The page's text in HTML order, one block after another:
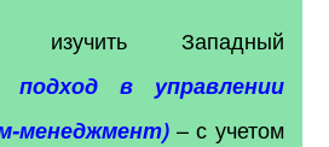
изучить Западный
подход в управлении
менеджмент)– с учетом